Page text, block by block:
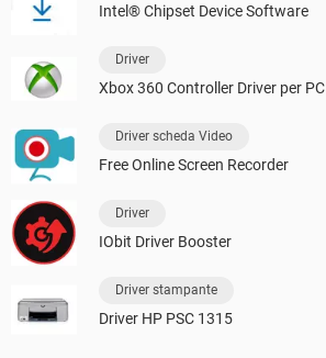
Intel® Chipset Device Software
Driver
Xbox 360 Controller Driver per PC
Driver scheda Video
Free Online Screen Recorder
Driver
IObit Driver Booster
Driver stampante
Driver HP PSC 1315